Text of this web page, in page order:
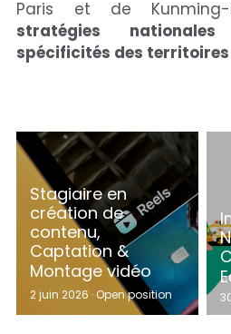
stratégies
spécificités des
Stagiaire en
création de
contenu,
Captation &
Montage vidéo
2 juin 2026 ·Open position